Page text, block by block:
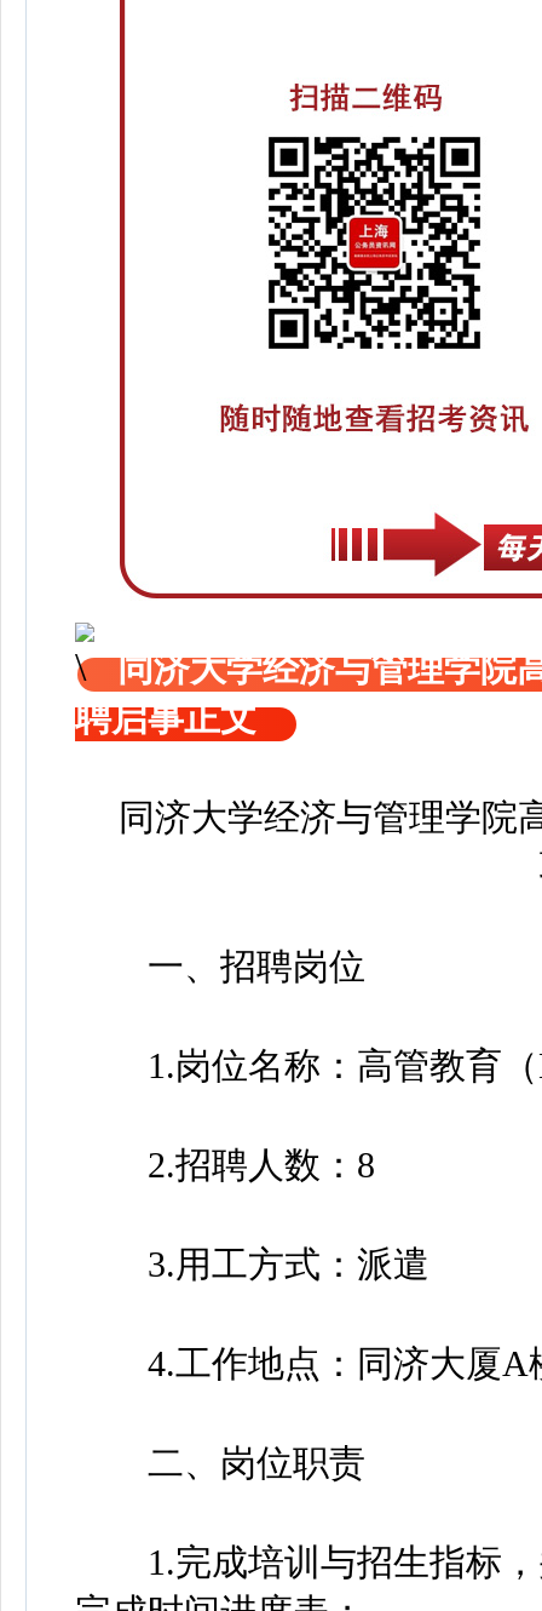
同济大学经济与管理学院
聘启事正文
同济大学经济与管理学院
一、招聘岗位
1.岗位名称：高管教育（
2.招聘人数：8
3.用工方式：派遣
4.工作地点：同济大厦A
二、岗位职责
1.完成培训与招生指标，